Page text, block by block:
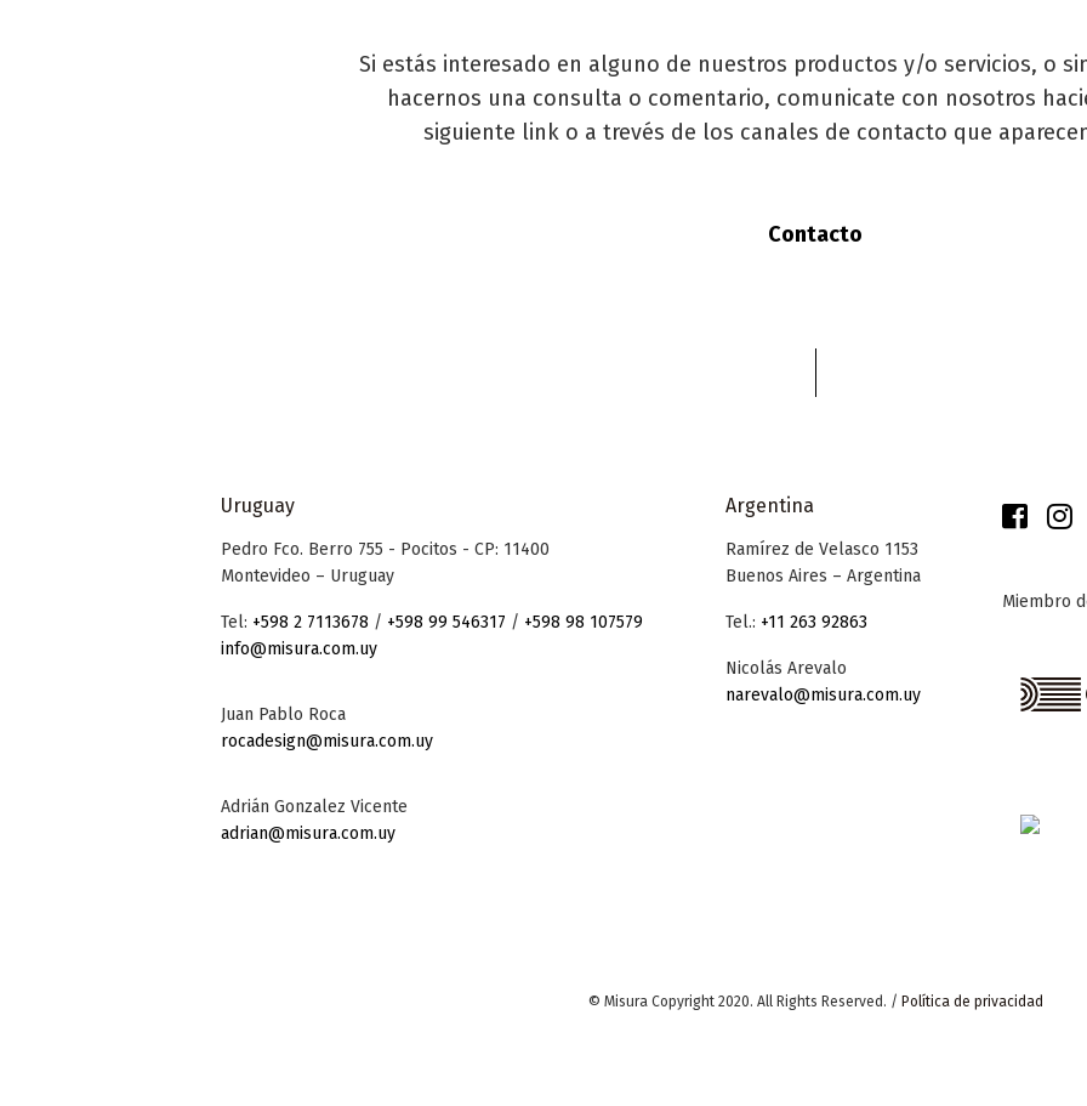
Si estás interesado en alguno de nuestros productos y/o servicios, o
hacernos una consulta o comentario, comunicate con nosotros
siguiente link o a trevés de los canales de contacto que
Contacto
Uruguay
Pedro Fco. Berro 755 - Pocitos - CP: 11400
Montevideo – Uruguay
Tel: +598 2 7113678 / +598 99 546317 / +598 98 107579
info@misura.com.uy
Juan Pablo Roca
rocadesign@misura.com.uy
Adrián Gonzalez Vicente
adrian@misura.com.uy
Argentina
Ramírez de Velasco 1153
Buenos Aires – Argentina
Tel.: +11 263 92863
Nicolás Arevalo
narevalo@misura.com.uy
Miembro
© Misura Copyright 2020. All Rights Reserved. / Política de privacidad